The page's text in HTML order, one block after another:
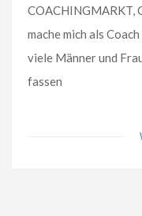
COACHINGMARKT,
mache mich als
viele Männer und
fassen